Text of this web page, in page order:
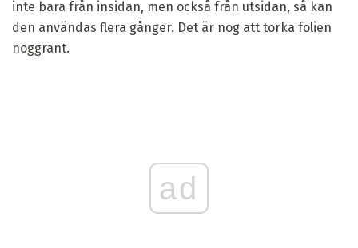
inte bara från insidan, men också från utsidan, så kan
den användas flera gånger. Det är nog att torka folien
noggrant.
ad